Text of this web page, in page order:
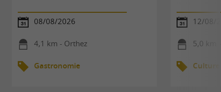
08/08/2026
4,1 km - Orthez
Gastronomie
12/08/
5,0 km
Culture